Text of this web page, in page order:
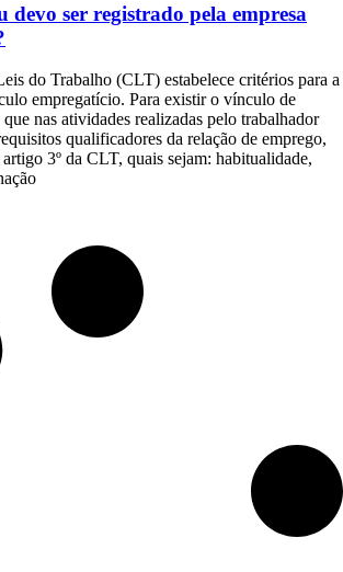
devo ser registrado pela empresa
do Trabalho (CLT) estabelece critérios para a
empregatício. Para existir o vínculo de
nas atividades realizadas pelo trabalhador
qualificadores da relação de emprego,
3º da CLT, quais sejam: habitualidade,